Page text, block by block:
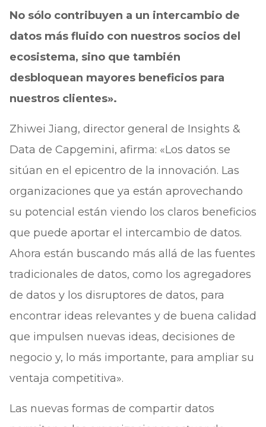
No sólo contribuyen a un intercambio de
datos más fluido con nuestros socios del
ecosistema, sino que también
desbloquean mayores beneficios para
nuestros clientes».
Zhiwei Jiang, director general de Insights &
Data de Capgemini, afirma: «Los datos se
sitúan en el epicentro de la innovación. Las
organizaciones que ya están aprovechando
su potencial están viendo los claros beneficios
que puede aportar el intercambio de datos.
Ahora están buscando más allá de las fuentes
tradicionales de datos, como los agregadores
de datos y los disruptores de datos, para
encontrar ideas relevantes y de buena calidad
que impulsen nuevas ideas, decisiones de
negocio y, lo más importante, para ampliar su
ventaja competitiva».
Las nuevas formas de compartir datos